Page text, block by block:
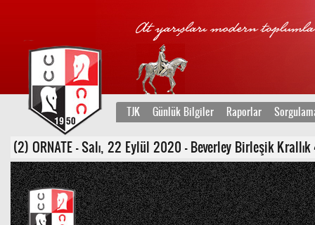
TJK Günlük Bilgiler Raporlar
(2) ORNATE - Salı, 22 Eylül 2020 - Beverley Birleşik